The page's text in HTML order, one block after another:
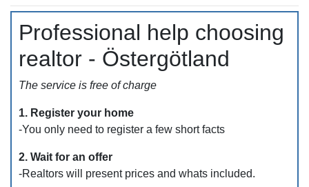
Professional help choosing
realtor - Östergötland
The service is free of charge
1. Register your home
-You only need to register a few short facts
2. Wait for an offer
-Realtors will present prices and whats included.